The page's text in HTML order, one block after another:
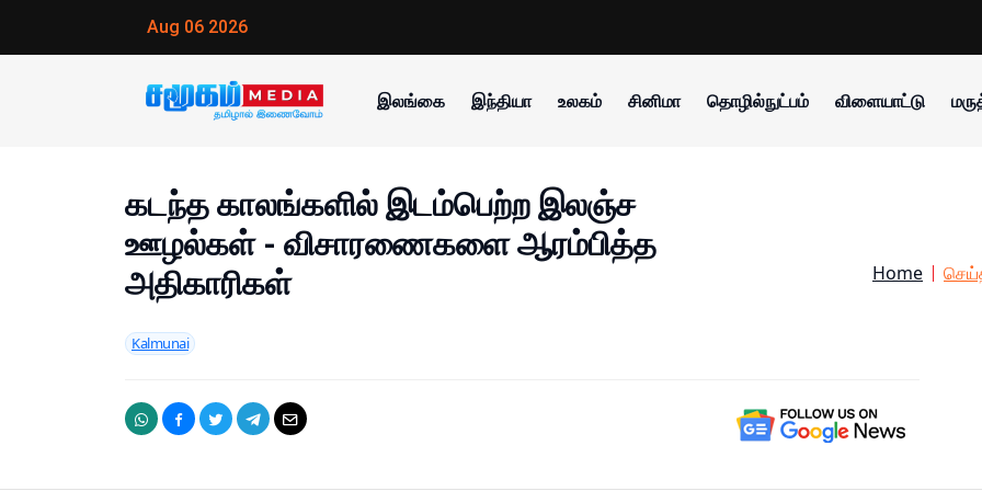
Aug 06 2026
இலங்கை இந்தியா உலகம் சினிமா தொழில்நுட்பம் விளையாட்டு
கடந்த காலங்களில் இடம்பெற்ற இலஞ்ச
ஊழல்கள் - விசாரணைகளை ஆரம்பித்த
அதிகாரிகள்
Kalmunai
Home